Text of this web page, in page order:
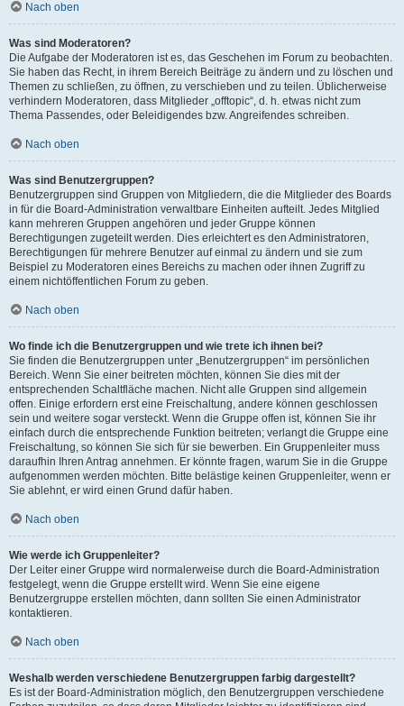
Nach oben
Was sind Moderatoren?
Die Aufgabe der Moderatoren ist es, das Geschehen im Forum zu beobachten.
Sie haben das Recht, in ihrem Bereich Beiträge zu ändern und zu löschen und
Themen zu schließen, zu öffnen, zu verschieben und zu teilen. Üblicherweise
verhindern Moderatoren, dass Mitglieder „offtopic“, d. h. etwas nicht zum
Thema Passendes, oder Beleidigendes bzw. Angreifendes schreiben.
Nach oben
Was sind Benutzergruppen?
Benutzergruppen sind Gruppen von Mitgliedern, die die Mitglieder des Boards
in für die Board-Administration verwaltbare Einheiten aufteilt. Jedes Mitglied
kann mehreren Gruppen angehören und jeder Gruppe können
Berechtigungen zugeteilt werden. Dies erleichtert es den Administratoren,
Berechtigungen für mehrere Benutzer auf einmal zu ändern und sie zum
Beispiel zu Moderatoren eines Bereichs zu machen oder ihnen Zugriff zu
einem nichtöffentlichen Forum zu geben.
Nach oben
Wo finde ich die Benutzergruppen und wie trete ich ihnen bei?
Sie finden die Benutzergruppen unter „Benutzergruppen“ im persönlichen
Bereich. Wenn Sie einer beitreten möchten, können Sie dies mit der
entsprechenden Schaltfläche machen. Nicht alle Gruppen sind allgemein
offen. Einige erfordern erst eine Freischaltung, andere können geschlossen
sein und weitere sogar versteckt. Wenn die Gruppe offen ist, können Sie ihr
einfach durch die entsprechende Funktion beitreten; verlangt die Gruppe eine
Freischaltung, so können Sie sich für sie bewerben. Ein Gruppenleiter muss
daraufhin Ihren Antrag annehmen. Er könnte fragen, warum Sie in die Gruppe
aufgenommen werden möchten. Bitte belästige keinen Gruppenleiter, wenn er
Sie ablehnt, er wird einen Grund dafür haben.
Nach oben
Wie werde ich Gruppenleiter?
Der Leiter einer Gruppe wird normalerweise durch die Board-Administration
festgelegt, wenn die Gruppe erstellt wird. Wenn Sie eine eigene
Benutzergruppe erstellen möchten, dann sollten Sie einen Administrator
kontaktieren.
Nach oben
Weshalb werden verschiedene Benutzergruppen farbig dargestellt?
Es ist der Board-Administration möglich, den Benutzergruppen verschiedene